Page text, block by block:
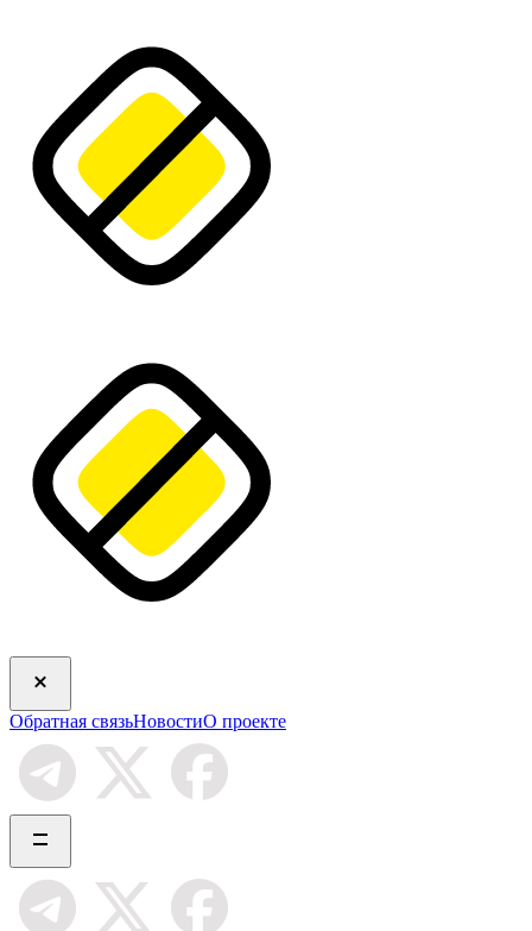
Обратная связьНовостиО проекте